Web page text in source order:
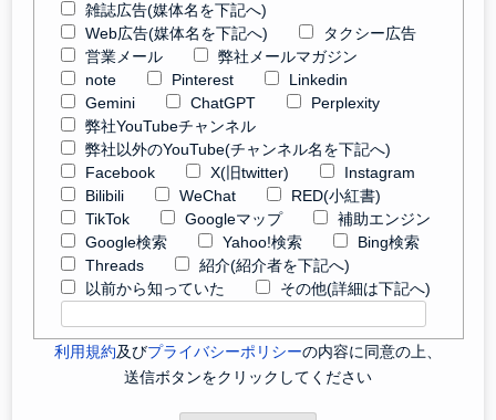
雑誌広告(媒体名を下記へ)
Web広告(媒体名を下記へ)
タクシー広告
営業メール
弊社メールマガジン
note
Pinterest
Linkedin
Gemini
ChatGPT
Perplexity
弊社YouTubeチャンネル
弊社以外のYouTube(チャンネル名を下記へ)
Facebook
X(旧twitter)
Instagram
Bilibili
WeChat
RED(小紅書)
TikTok
Googleマップ
補助エンジン
Google検索
Yahoo!検索
Bing検索
Threads
紹介(紹介者を下記へ)
以前から知っていた
その他(詳細は下記へ)
利用規約及びプライバシーポリシーの内容に同意の上、
送信ボタンをクリックしてください